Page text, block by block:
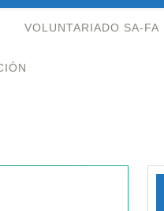
VOLUNTARIADO SA-FA